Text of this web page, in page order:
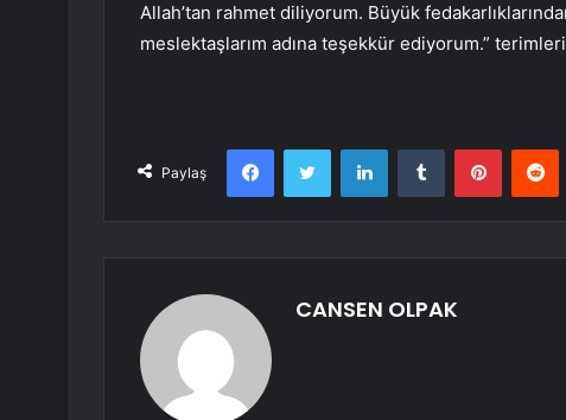
Allah’tan rahmet diliyorum. Büyük
meslektaşlarım adına teşekkür ediyorum.”
Paylaş
FacebookTwitter LinkedInTumblr Pinterest
CANSEN OLPAK